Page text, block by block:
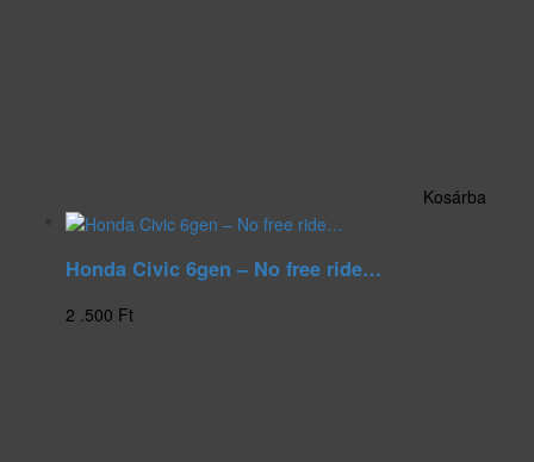
Kosárba
Honda Civic 6gen – No free ride…
2 .500 Ft